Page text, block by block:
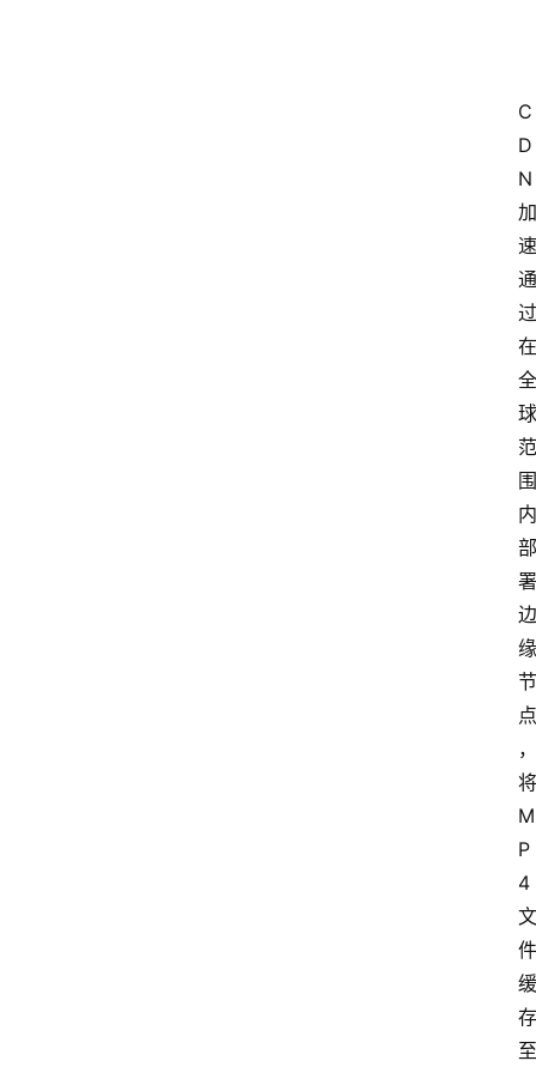
C
D
N
加
速
通
过
在
全
球
范
围
内
部
署
边
缘
节
点
，
将
M
P
4
文
件
缓
存
至